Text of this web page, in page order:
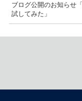
ブログ公開のお知らせ
試してみた」